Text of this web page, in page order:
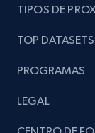
TIPOS DE
TOP DATASETS
PROGRAMAS
LEGAL